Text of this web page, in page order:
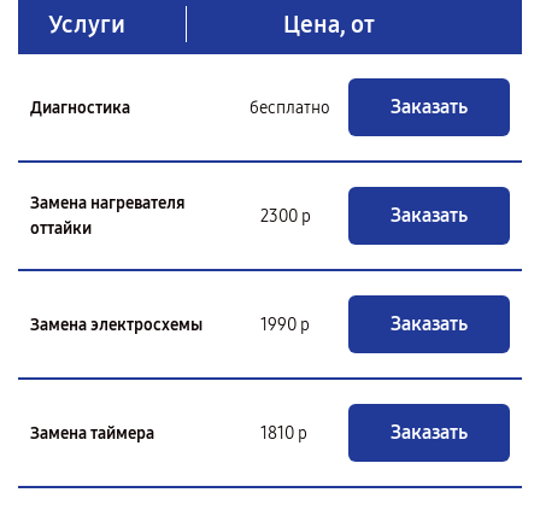
Услуги Цена, от
Диагностика бесплатно Заказать
Замена нагревателя
оттайки
2300 р Заказать
Замена электросхемы 1990 р Заказать
Замена таймера 1810 р Заказать